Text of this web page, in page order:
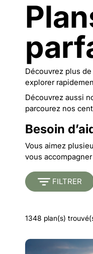
Découvrez plus
explorer
Découvrez aussi
parcourez nos
Besoin
Vous aimez
vous
FILTRER
1348 plan(s)